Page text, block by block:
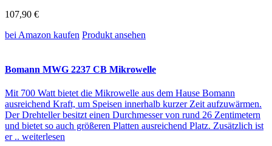
107,90 €
bei Amazon kaufen Produkt ansehen
Bomann MWG 2237 CB Mikrowelle
Mit 700 Watt bietet die Mikrowelle aus dem Hause Bomann
ausreichend Kraft, um Speisen innerhalb kurzer Zeit aufzuwärmen.
Der Drehteller besitzt einen Durchmesser von rund 26 Zentimetern
und bietet so auch größeren Platten ausreichend Platz. Zusätzlich ist
er .. weiterlesen